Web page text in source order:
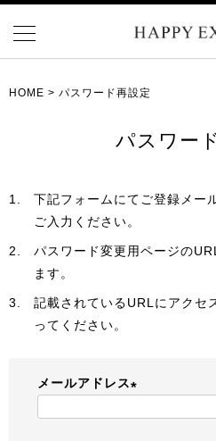
HOME パスワード再設定
パスワー
下記フォームにてご登録メー
ご入力ください。
パスワード変更用ページの
ます。
記載されているURLにアクセ
ってください。
メールアドレス